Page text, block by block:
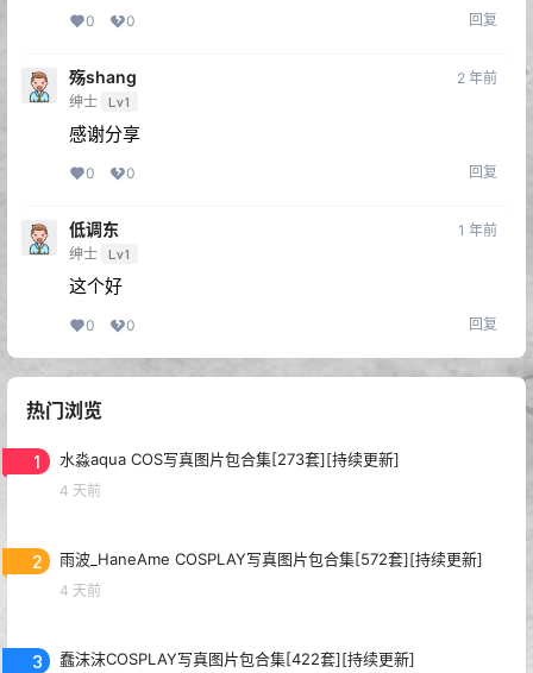
0 0 回复
殇shang
绅士 Lv1
2 年前
感谢分享
0 0 回复
低调东
绅士 Lv1
1 年前
这个好
0 0 回复
热门浏览
1 水淼aqua COS写真图片包合集[273套][持续更新]
4 天前
2 雨波_HaneAme COSPLAY写真图片包合集[572套][持续更新]
4 天前
3 蠢沫沫COSPLAY写真图片包合集[422套][持续更新]